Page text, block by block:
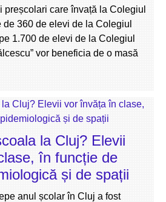
preșcolari care învață la Colegiul
360 de elevi de la Colegiul
1.700 de elevi de la Colegiul
vor beneficia de o masă
la Cluj? Elevii
în funcție de
și de spații
anul școlar în Cluj a fost